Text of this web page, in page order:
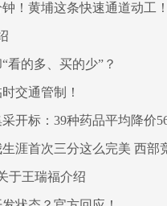
！黄埔这条快速通道动工！
看的多、买的少”？
交通管制！
开标：39种药品平均降价
涯首次三分这么完美 西部
于王瑞福介绍